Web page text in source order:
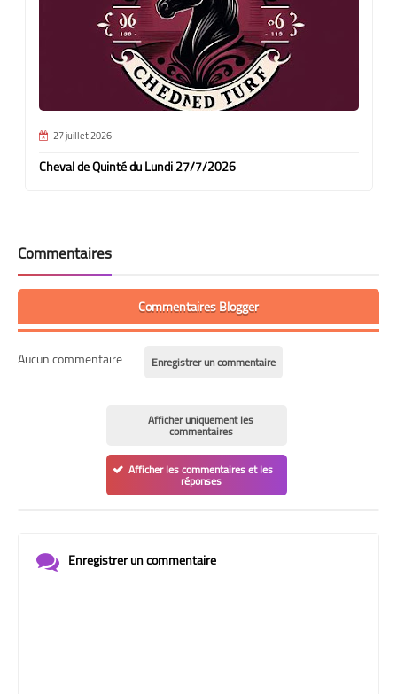
27 juillet 2026
Cheval de Quinté du Lundi 27/7/2026
Commentaires
Commentaires Blogger
Aucun commentaire Enregistrer un commentaire
Afficher uniquement les
commentaires
Afficher les commentaires et les
réponses
Enregistrer un commentaire